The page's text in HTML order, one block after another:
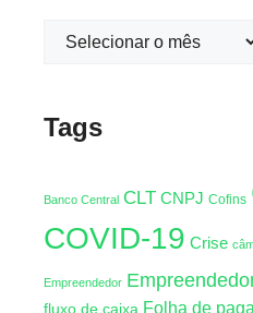
Tags
Banco Central CLT CNPJ Cofins
COVID-19 Crise
Empreendedor
fluxo de caixa Folha de